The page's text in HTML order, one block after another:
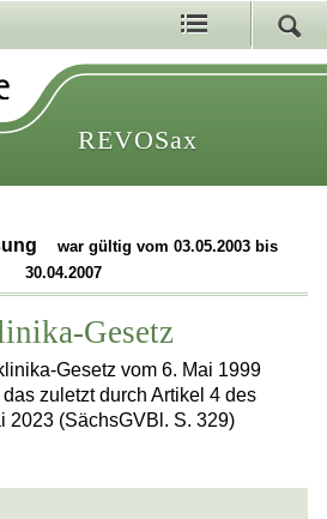
REVOSax
war gültig vom 03.05.2003 bis
30.04.2007
Gesetz
Gesetz vom 6. Mai 1999
zuletzt durch Artikel 4 des
2023 (SächsGVBl. S. 329)